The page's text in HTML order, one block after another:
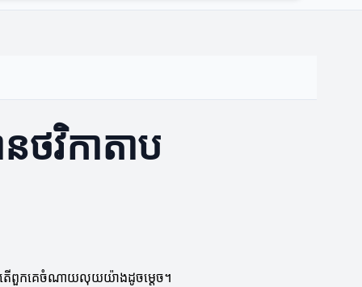
ថវិកាតាប
ងតើពួកគេចំណាយលុយយ៉ាងដូចម្តេច។